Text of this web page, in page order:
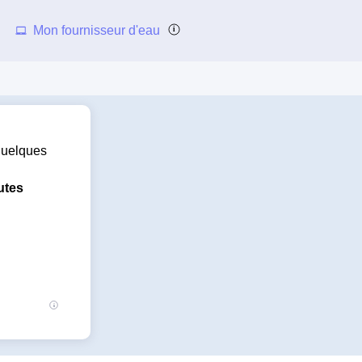
Mon fournisseur d'eau